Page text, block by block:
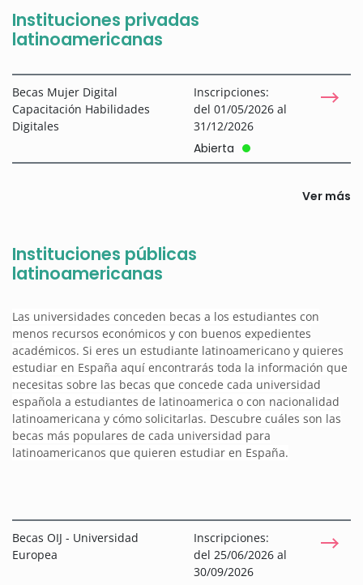
Instituciones privadas
latinoamericanas
Becas Mujer Digital
Capacitación Habilidades
Digitales
Inscripciones:
del 01/05/2026 al
31/12/2026
Abierta
Ver más
Instituciones públicas
latinoamericanas
Las universidades conceden becas a los estudiantes con
menos recursos económicos y con buenos expedientes
académicos. Si eres un estudiante latinoamericano y quieres
estudiar en España aquí encontrarás toda la información que
necesitas sobre las becas que concede cada universidad
española a estudiantes de latinoamerica o con nacionalidad
latinoamericana y cómo solicitarlas. Descubre cuáles son las
becas más populares de cada universidad para
latinoamericanos que quieren estudiar en España.
Becas OIJ - Universidad
Europea
Inscripciones:
del 25/06/2026 al
30/09/2026